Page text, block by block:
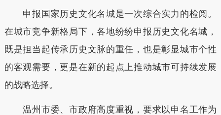
申报国家历史文化名城是一次综合实力的检阅。
在城市竞争新格局下，各地纷纷申报历史文化名城，
既是担当起传承历史文脉的重任，也是彰显城市个性
的客观需要，更是在新的起点上推动城市可持续发展
的战略选择。
温州市委、市政府高度重视，要求以申名工作为